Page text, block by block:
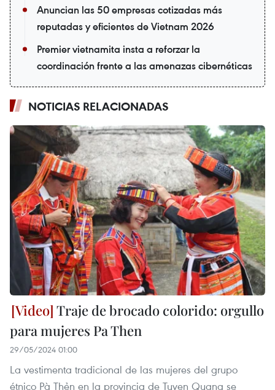
Anuncian las 50 empresas cotizadas más
reputadas y eficientes de Vietnam 2026
Premier vietnamita insta a reforzar la
coordinación frente a las amenazas cibernéticas
NOTICIAS RELACIONADAS
Traje de brocado colorido: orgullo
para mujeres Pa Then
29/05/2024 01:00
La vestimenta tradicional de las mujeres del grupo
étnico Pà Thẻn en la provincia de Tuyen Quang se